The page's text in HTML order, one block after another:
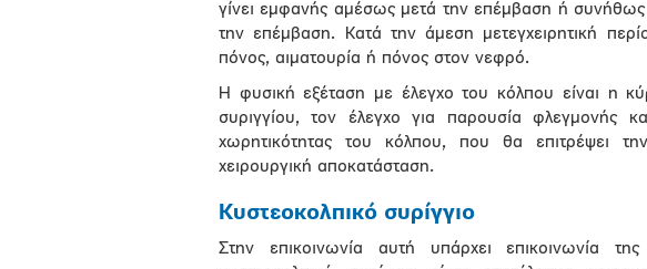
γίνει εμφανής αμέσως μετά την επέμβαση ή
την επέμβαση. Κατά την άμεση μετεγχειρητική
πόνος, αιματουρία ή πόνος στον νεφρό.
Η φυσική εξέταση με έλεγχο του κόλπου είναι η
συριγγίου, τον έλεγχο για παρουσία φλεγμονής
χωρητικότητας του κόλπου, που θα επιτρέψει
χειρουργική αποκατάσταση.
Κυστεοκολπικό συρίγγιο
Στην επικοινωνία αυτή υπάρχει επικοινωνία